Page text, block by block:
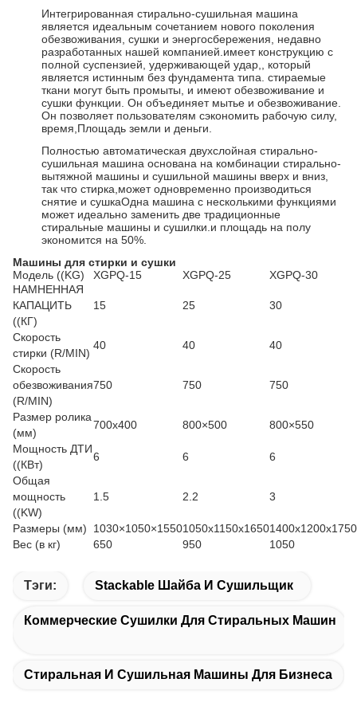
Интегрированная стирально-сушильная машина
является идеальным сочетанием нового поколения
обезвоживания, сушки и энергосбережения, недавно
разработанных нашей компанией.имеет конструкцию с
полной суспензией, удерживающей удар,, который
является истинным без фундамента типа. стираемые
ткани могут быть промыты, и имеют обезвоживание и
сушки функции. Он объединяет мытье и обезвоживание.
Он позволяет пользователям сэкономить рабочую силу,
время,Площадь земли и деньги.
Полностью автоматическая двухслойная стирально-
сушильная машина основана на комбинации стирально-
вытяжной машины и сушильной машины вверх и вниз,
так что стирка,может одновременно производиться
снятие и сушкаОдна машина с несколькими функциями
может идеально заменить две традиционные
стиральные машины и сушилки.и площадь на полу
экономится на 50%.
Машины для стирки и сушки
Модель ((KG)
XGPQ-15 XGPQ-25
XGPQ-30
НАМНЕННАЯ
КАПАЦИТЬ
((КГ)
15 25 30
Скорость
стирки (R/MIN)
40 40
40
Скорость
обезвоживания
(R/MIN)
750 750 750
Размер ролика
(мм)
700х400 800×500
800×550
Мощность ДТИ
((КВт)
6 6
6
Общая
мощность
((KW)
1.5 2.2 3
Размеры (мм) 1030×1050×15501050x1150x16501400х1200х1750
Вес (в кг)
650 950 1050
Тэги: Stackable Шайба И Сушильщик
Коммерческие Сушилки Для Стиральных Машин
Стиральная И Сушильная Машины Для Бизнеса